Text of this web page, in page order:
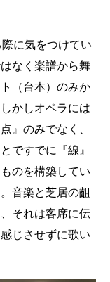
に気をつけてい
なく楽譜から舞
（台本）のみか
かしオペラには
』のみでなく、
ですでに『線』
のを構築してい
音楽と芝居の齟
それは客席に伝
じさせずに歌い